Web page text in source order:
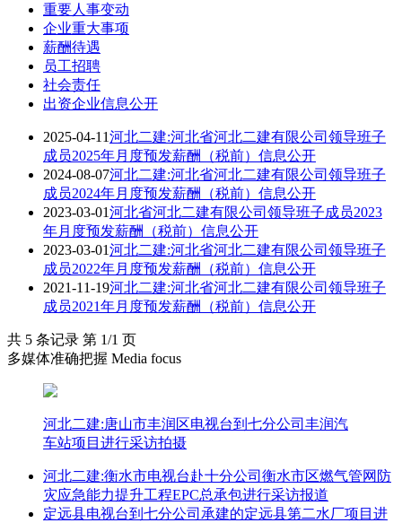
重要人事变动
企业重大事项
薪酬待遇
员工招聘
社会责任
出资企业信息公开
2025-04-11河北二建:河北省河北二建有限公司领导班子
成员2025年月度预发薪酬（税前）信息公开
2024-08-07河北二建:河北省河北二建有限公司领导班子
成员2024年月度预发薪酬（税前）信息公开
2023-03-01河北省河北二建有限公司领导班子成员2023
年月度预发薪酬（税前）信息公开
2023-03-01河北二建:河北省河北二建有限公司领导班子
成员2022年月度预发薪酬（税前）信息公开
2021-11-19河北二建:河北省河北二建有限公司领导班子
成员2021年月度预发薪酬（税前）信息公开
共 5 条记录 第 1/1 页
多媒体准确把握 Media focus
河北二建:唐山市丰润区电视台到七分公司丰润汽
车站项目进行采访拍摄
河北二建:衡水市电视台赴十分公司衡水市区燃气管网防
灾应急能力提升工程EPC总承包进行采访报道
定远县电视台到七分公司承建的定远县第二水厂项目进